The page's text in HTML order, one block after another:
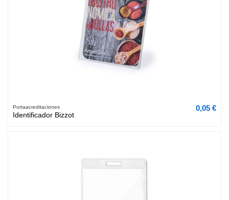
Portaacreditaciones
Identificador Bizzot
0,05 €